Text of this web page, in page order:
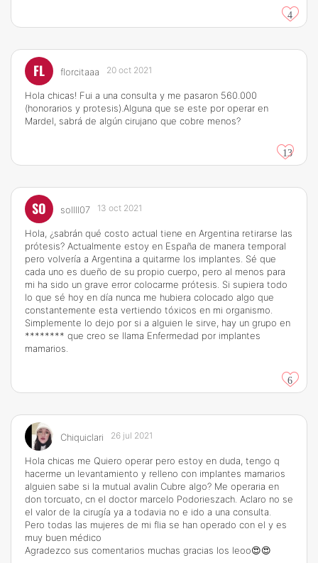
4
FL florcitaaa 20 oct 2021
Hola chicas! Fui a una consulta y me pasaron 560.000
(honorarios y protesis).Alguna que se este por operar en
Mardel, sabrá de algún cirujano que cobre menos?
13
SO sollll07 13 oct 2021
Hola, ¿sabrán qué costo actual tiene en Argentina retirarse las
prótesis? Actualmente estoy en España de manera temporal
pero volvería a Argentina a quitarme los implantes. Sé que
cada uno es dueño de su propio cuerpo, pero al menos para
mi ha sido un grave error colocarme prótesis. Si supiera todo
lo que sé hoy en día nunca me hubiera colocado algo que
constantemente esta vertiendo tóxicos en mi organismo.
Simplemente lo dejo por si a alguien le sirve, hay un grupo en
******** que creo se llama Enfermedad por implantes
mamarios.
6
Chiquiclari 26 jul 2021
Hola chicas me Quiero operar pero estoy en duda, tengo q
hacerme un levantamiento y relleno con implantes mamarios
alguien sabe si la mutual avalin Cubre algo? Me operaria en
don torcuato, cn el doctor marcelo Podorieszach. Aclaro no se
el valor de la cirugía ya a todavia no e ido a una consulta.
Pero todas las mujeres de mi flia se han operado con el y es
muy buen médico
Agradezco sus comentarios muchas gracias los leoo😍😍